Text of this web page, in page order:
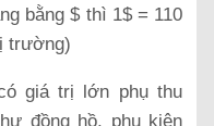
bằng $ thì 1$ = 110
trường)
giá trị lớn phụ thu
đồng hồ, phụ kiện